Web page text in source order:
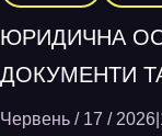
ЮРИДИЧНА
ДОКУМЕНТИ
Червень / 17 / 2026